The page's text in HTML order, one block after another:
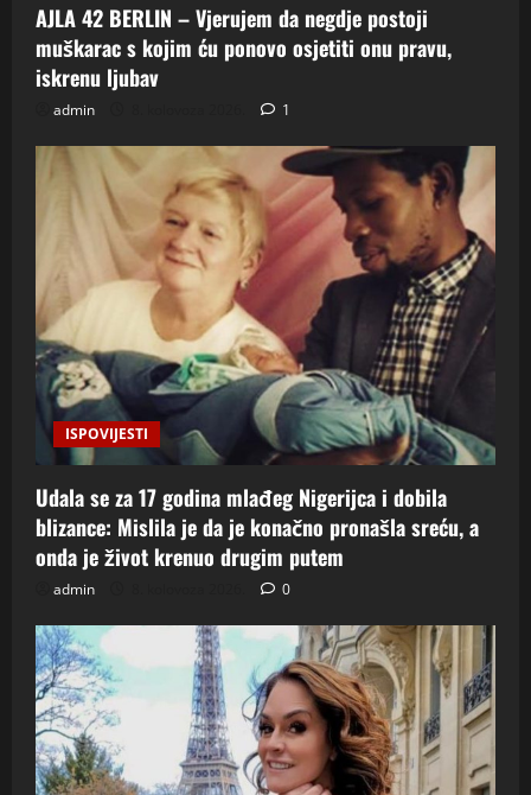
AJLA 42 BERLIN – Vjerujem da negdje postoji
muškarac s kojim ću ponovo osjetiti onu pravu,
iskrenu ljubav
admin 1
ISPOVIJESTI
Udala se za 17 godina mlađeg Nigerijca i dobila
blizance: Mislila je da je konačno pronašla sreću, a
onda je život krenuo drugim putem
admin 0